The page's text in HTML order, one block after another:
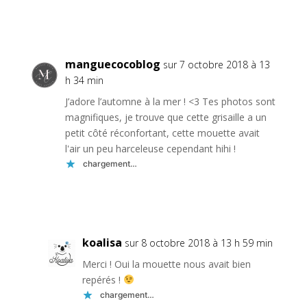
manguecocoblog sur 7 octobre 2018 à 13
h 34 min
J’adore l’automne à la mer ! <3 Tes photos sont
magnifiques, je trouve que cette grisaille a un
petit côté réconfortant, cette mouette avait
l'air un peu harceleuse cependant hihi !
chargement…
koalisa sur 8 octobre 2018 à 13 h 59 min
Merci ! Oui la mouette nous avait bien
repérés !
chargement…